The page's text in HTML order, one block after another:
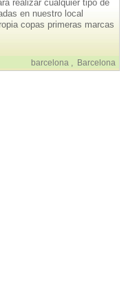
realizar cualquier tipo de
en nuestro local
copas primeras marcas
barcelona , Barcelona